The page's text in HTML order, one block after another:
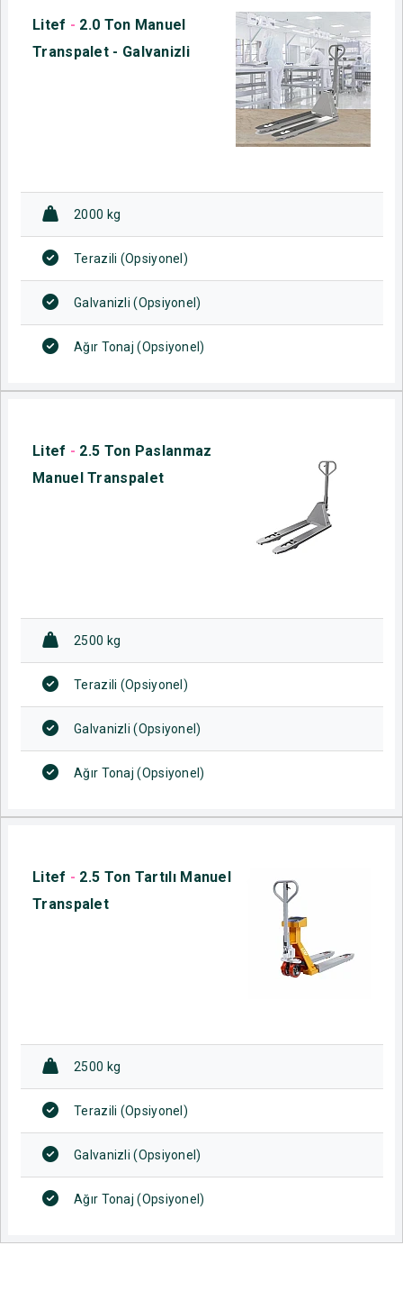
Litef - 2.0 Ton Manuel
Transpalet - Galvanizli
2000 kg
Terazili (Opsiyonel)
Galvanizli (Opsiyonel)
Ağır Tonaj (Opsiyonel)
Litef - 2.5 Ton Paslanmaz
Manuel Transpalet
2500 kg
Terazili (Opsiyonel)
Galvanizli (Opsiyonel)
Ağır Tonaj (Opsiyonel)
Litef - 2.5 Ton Tartılı Manuel
Transpalet
2500 kg
Terazili (Opsiyonel)
Galvanizli (Opsiyonel)
Ağır Tonaj (Opsiyonel)